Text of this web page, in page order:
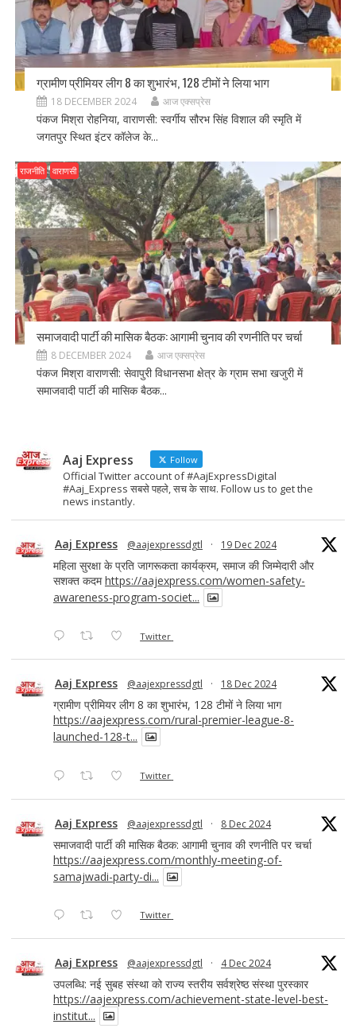
ग्रामीण प्रीमियर लीग 8 का शुभारंभ, 128 टीमों ने लिया भाग
18 DECEMBER 2024 आज एक्सप्रेस
पंकज मिश्रा रोहनिया, वाराणसी: स्वर्गीय सौरभ सिंह विशाल की स्मृति में
जगतपुर स्थित इंटर कॉलेज के...
राजनीति वाराणसी
समाजवादी पार्टी की मासिक बैठक: आगामी चुनाव की रणनीति पर चर्चा
8 DECEMBER 2024 आज एक्सप्रेस
पंकज मिश्रा वाराणसी: सेवापुरी विधानसभा क्षेत्र के ग्राम सभा खजुरी में
समाजवादी पार्टी की मासिक बैठक...
Aaj Express Follow
Official Twitter account of #AajExpressDigital
#Aaj_Express सबसे पहले, सच के साथ. Follow us to get the
news instantly.
Aaj Express @aajexpressdgtl · 19 Dec 2024
महिला सुरक्षा के प्रति जागरूकता कार्यक्रम, समाज की जिम्मेदारी और
सशक्त कदमhttps://aajexpress.com/women-safety-
awareness-program-societ...
Twitter
Aaj Express @aajexpressdgtl · 18 Dec 2024
ग्रामीण प्रीमियर लीग 8 का शुभारंभ, 128 टीमों ने लिया भाग
https://aajexpress.com/rural-premier-league-8-
launched-128-t...
Twitter
Aaj Express @aajexpressdgtl · 8 Dec 2024
समाजवादी पार्टी की मासिक बैठक: आगामी चुनाव की रणनीति पर चर्चा
https://aajexpress.com/monthly-meeting-of-
samajwadi-party-di...
Twitter
Aaj Express @aajexpressdgtl · 4 Dec 2024
उपलब्धि: नई सुबह संस्था को राज्य स्तरीय सर्वश्रेष्ठ संस्था पुरस्कार
https://aajexpress.com/achievement-state-level-best-
institut...